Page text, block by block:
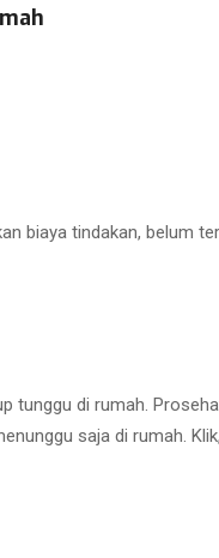
biaya tindakan, belum
tunggu di rumah.
saja di rumah.